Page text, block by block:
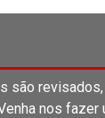
são
nos